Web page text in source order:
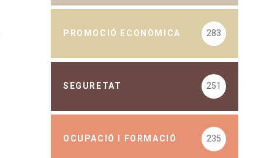
PROMOCIÓ ECONÒMICA 283
SEGURETAT 251
OCUPACIÓ I FORMACIÓ 235